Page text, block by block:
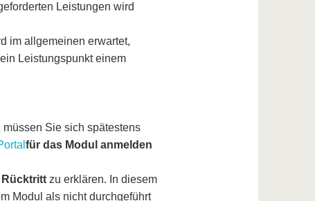
Leistungen wird
im allgemeinen erwartet,
Leistungspunkt einem
Sie sich spätestens
für das Modul anmelden
Rücktritt zu erklären. In diesem
Modul als nicht durchgeführt